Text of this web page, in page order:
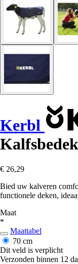
Kerbl
€ 26,29
Bied uw kalveren
functionele deken,
Maat
*
Maattabel
70 cm
Dit veld is verplicht
Verzonden binnen 12